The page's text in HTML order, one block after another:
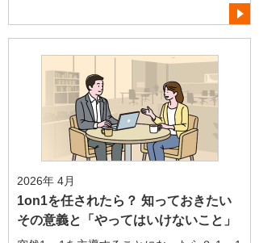
2026年 4月
1on1を任されたら？ 知っておきたい
その意義と「やってはいけないこと」